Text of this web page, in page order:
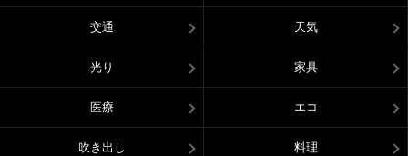
交通 天気
光り 家具
医療 エコ
吹き出し 料理